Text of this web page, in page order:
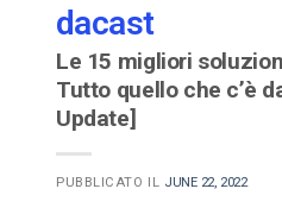
dacast
Le 15 migliori
Tutto quello che c’è
Update]
PUBBLICATO IL JUNE 22, 2022